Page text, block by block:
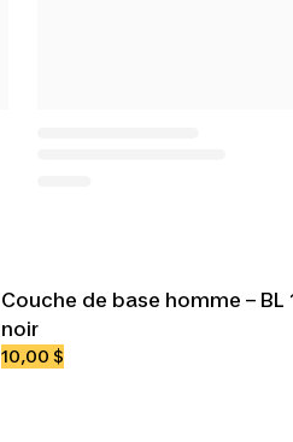
Couche de base homme – BL
noir
10,00 $